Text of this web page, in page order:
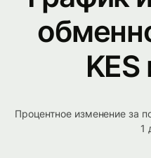
KES
Процентное изменение за
1